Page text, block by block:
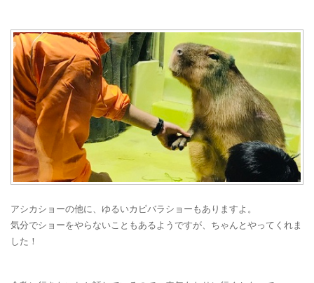
アシカショーの他に、ゆるいカピバラショーもありますよ。
気分でショーをやらないこともあるようですが、ちゃんとやってくれま
した！